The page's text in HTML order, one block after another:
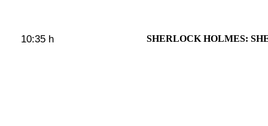
10:35 h SHERLOCK HOLMES: